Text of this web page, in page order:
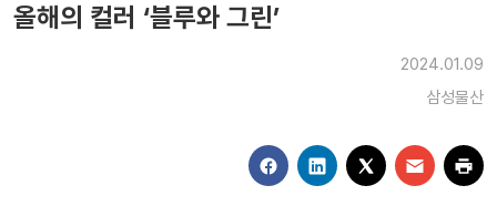
올해의 컬러 ‘블루와 그린’
2024.01.09
삼성물산